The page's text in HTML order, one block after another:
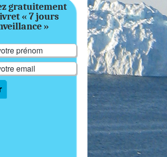
gratuitement
« 7 jours
»